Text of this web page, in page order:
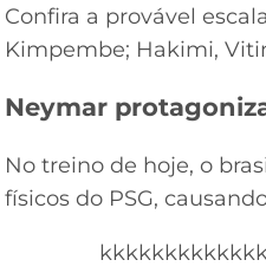
Confira a provável
Kimpembe; Hakimi,
Neymar
No treino de hoje, o
físicos do PSG,